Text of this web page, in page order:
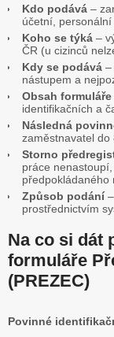
Kdo podává –
účetní,
Koho se týká –
ČR (u cizinců
Kdy se podává –
nástupem a
Obsah formuláře
identifikačních a
Následná
zaměstnavatel do
Storno
práce
předpokládaného
Způsob podání–
prostřednictvím
Na co si dát
formuláře
(PREZEC)
Povinné